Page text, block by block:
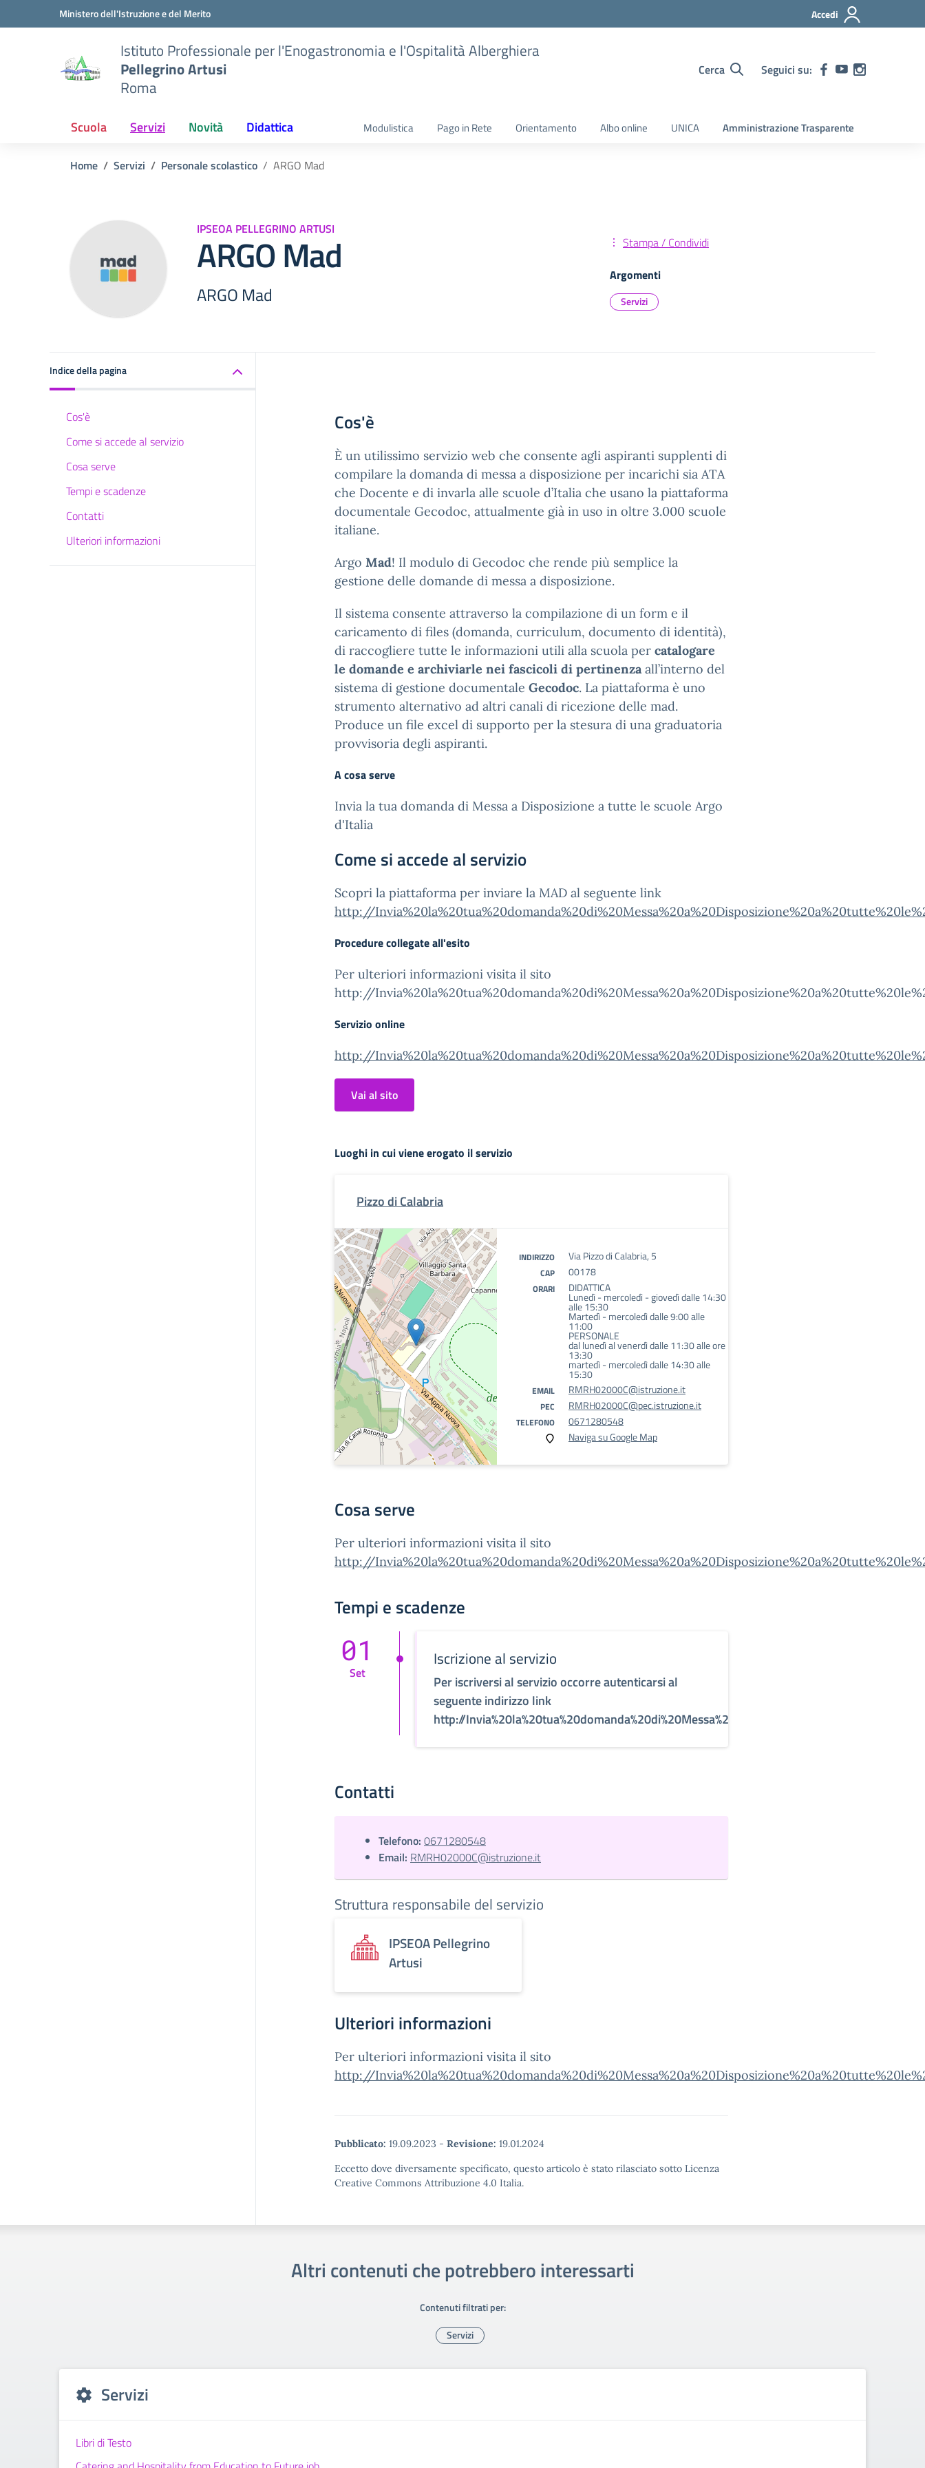
Vai ai contenuti
Vai al menu di navigazioneMinistero dell'Istruzione e del Merito Accedi
Istituto Professionale per l'Enogastronomia e l'Ospitalità Alberghiera
Pellegrino Artusi
Roma
Cerca Seguici su:
Scuola Servizi Novità Didattica Modulistica Pago in Rete Orientamento Albo online UNICA Amministrazione Trasparente
Home Servizi Personale scolastico ARGO Mad
IPSEOA PELLEGRINO ARTUSI
ARGO Mad
ARGO Mad
Stampa / Condividi
Argomenti
Servizi
Indice della pagina
Cos'è
Come si accede al servizio
Cosa serve
Tempi e scadenze
Contatti
Ulteriori informazioni
Cos'è
È un utilissimo servizio web che consente agli aspiranti supplenti di
compilare la domanda di messa a disposizione per incarichi sia ATA
che Docente e di invarla alle scuole d’Italia che usano la piattaforma
documentale Gecodoc, attualmente già in uso in oltre 3.000 scuole
italiane.
Argo Mad! Il modulo di Gecodoc che rende più semplice la
gestione delle domande di messa a disposizione.
Il sistema consente attraverso la compilazione di un form e il
caricamento di files (domanda, curriculum, documento di identità),
di raccogliere tutte le informazioni utili alla scuola per catalogare
le domande e archiviarle nei fascicoli di pertinenzaall’interno del
sistema di gestione documentale Gecodoc. La piattaforma è uno
strumento alternativo ad altri canali di ricezione delle mad.
Produce un file excel di supporto per la stesura di una graduatoria
provvisoria degli aspiranti.
A cosa serve
Invia la tua domanda di Messa a Disposizione a tutte le scuole Argo
d'Italia
Come si accede al servizio
Scopri la piattaforma per inviare la MAD al seguente link
http://
Procedure collegate all'esito
Per ulteriori informazioni visita il sito
http://
Servizio online
http://
Vai al sito
Luoghi in cui viene erogato il servizio
Pizzo di Calabria
INDIRIZZO Via Pizzo di Calabria, 5
CAP 00178
ORARI DIDATTICA
Lunedì - mercoledì - giovedì dalle 14:30
alle 15:30
Martedì - mercoledì dalle 9:00 alle
11:00
PERSONALE
dal lunedì al venerdì dalle 11:30 alle ore
13:30
martedì - mercoledì dalle 14:30 alle
15:30
EMAIL RMRH02000C@istruzione.it
PEC RMRH02000C@pec.istruzione.it
TELEFONO
0671280548
Naviga su Google Map
Cosa serve
Per ulteriori informazioni visita il sito
http://
Tempi e scadenze
Iscrizione al servizio
Per iscriversi al servizio occorre autenticarsi al
seguente indirizzo link
http://
01
Set
Contatti
Telefono: 0671280548
Email: RMRH02000C@istruzione.it
Struttura responsabile del servizio
IPSEOA Pellegrino
Artusi
Ulteriori informazioni
Per ulteriori informazioni visita il sito
http://
Pubblicato: 19.09.2023 - Revisione: 19.01.2024
Eccetto dove diversamente specificato, questo articolo è stato rilasciato sotto Licenza
Creative Commons Attribuzione 4.0 Italia.
Altri contenuti che potrebbero interessarti
Contenuti filtrati per:
Servizi
Servizi
Libri di Testo